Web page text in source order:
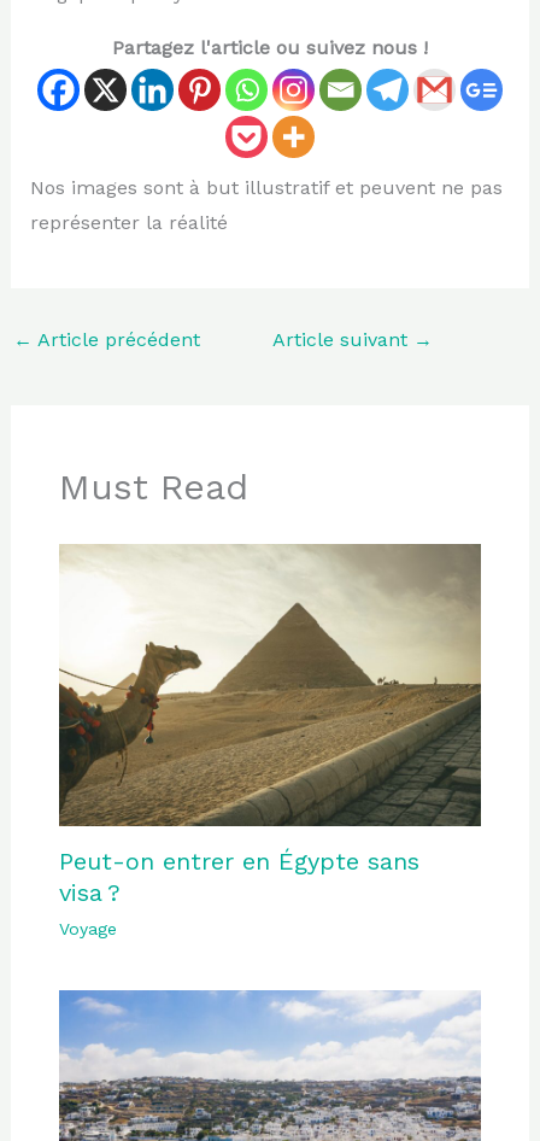
Partagez l'article ou suivez nous !
Nos images sont à but illustratif et peuvent ne pas
représenter la réalité
← Article précédent Article suivant →
Must Read
Peut-on entrer en Égypte sans
visa ?
Voyage